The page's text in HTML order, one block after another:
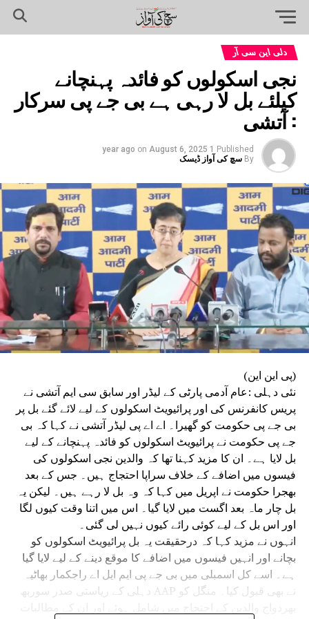
دلی این سی آر
نجی اسکولوں کو فائدہ پہنچانے
کیلئے بل لا رہی ہے بی جے پی سرکار
: آتشی
Published
1 year ago
on August 6, 2025
By سچ کی آواز ڈیسک
(پی این این)
نئی دہلی :عام آدمی پارٹی کے لیڈر اور سابق سی ایم آتشی نے
پریس کانفرنس کی اور پرائیویٹ اسکولوں کے لیے لائے گئے بل پر
بی جے پی حکومت کو گھیرا۔ اے اے پی لیڈر آتشی نے کہا کہ بی
جے پی حکومت نے پرائیویٹ اسکولوں کو فائدہ پہنچانے کے لیے
بل لایا ہے۔ ان کا مزید کہنا تھا کہ والدین نجی اسکولوں کی
فیسوں میں اضافے کے خلاف سراپا احتجاج ہیں۔ جس کے بعد
بھجرا حکومت نے اپریل میں کہا کہ وہ بل لا رہے ہیں۔ لیکن یہ
بل چار ماہ بعد اگست میں لایا گیا۔ اس میں اتنا وقت کیوں لگا
اور اس بل کے لیے کوئی رائے کیوں نہیں لی گئی۔
انہوں نے مزید کہا کہ درحقیقت یہ بل پرائیویٹ اسکولوں کو
بچانے اور انہیں فیسوں میں اضافے کا موقع دینے کے لیے لایا گیا
ہے۔ اسے کل اسمبلی میں بی جے پی ایم ایل اے راجکمار بھاٹیہ
نے بھی قبول کیا۔ منگل کو AAP دہلی کے ریاستی صدر سوربھ